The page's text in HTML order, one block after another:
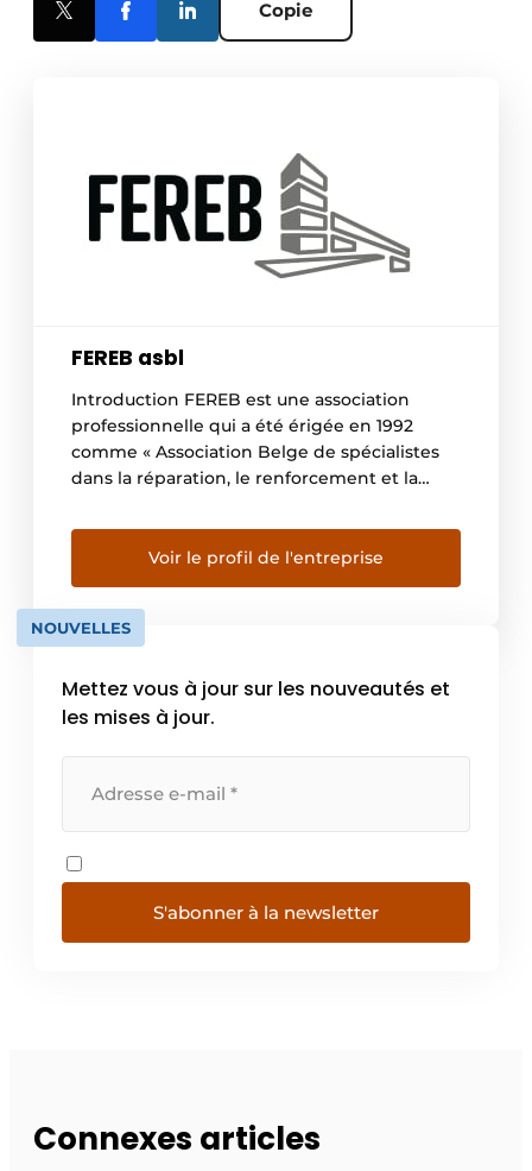
Copie
FEREB asbl
Introduction FEREB est une association
professionnelle qui a été érigée en 1992
comme « Association Belge de spécialistes
dans la réparation, le renforcement et la
regroupe : Des producteurs /négociants de
produits de pointes ou de systèmes pour la
réparation du béton Des entrepreneurs qui
exécutent ces travaux dans un souci […]
Voir le profil de l'entreprise
NOUVELLES
Mettez vous à jour sur les nouveautés et
les mises à jour.
S'abonner à la newsletter
Connexes articles